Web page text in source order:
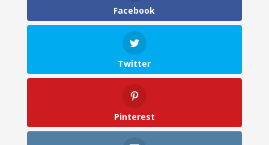
Facebook
Twitter
Pinterest